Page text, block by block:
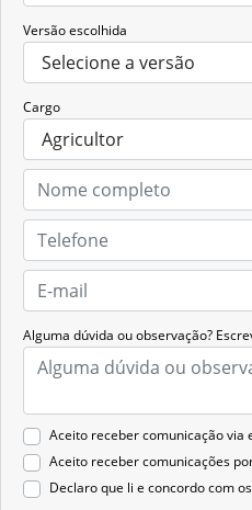
Versão escolhida
Cargo
Alguma dúvida ou observação?
Aceito receber comunicação via
Aceito receber comunicações
Declaro que li e concordo com